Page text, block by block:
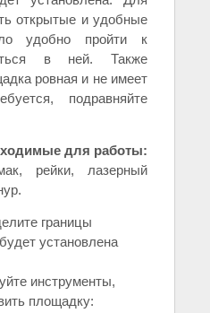
открытые и удобные
удобно пройти к
в ней. Также
ровная и не имеет
подравняйте
для работы:
рейки, лазерный
границы
установлена
инструменты,
площадку: